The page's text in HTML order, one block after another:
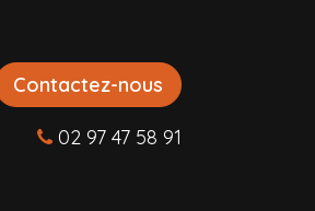
Contactez-nous
02 97 47 58 91